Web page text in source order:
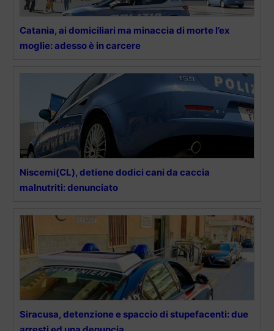
Catania, ai domiciliari ma minaccia di morte l’ex
moglie: adesso è in carcere
Niscemi(CL), detiene dodici cani da caccia
malnutriti: denunciato
Siracusa, detenzione e spaccio di stupefacenti: due